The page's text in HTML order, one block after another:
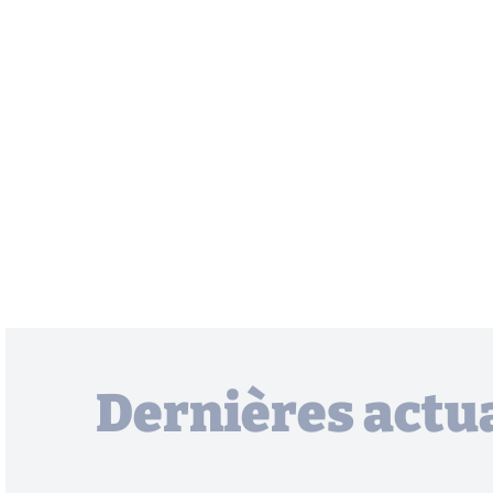
Dernières